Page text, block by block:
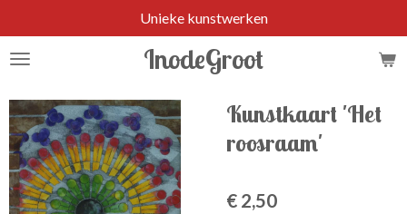
direct
naar
hoofdinhoud
InodeGroot
Unieke kunstwerken
Kunstkaart 'Het
roosraam'
€ 2,50